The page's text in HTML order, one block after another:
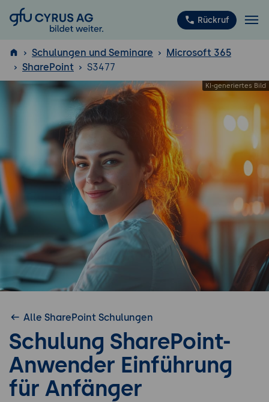
GFU Cyrus AG Rückruf
ISTQB ®
Schulungen und Seminare
Microsoft 365
SharePoint
S3477
Alle SharePoint Schulungen
Schulung SharePoint-
Anwender Einführung
für Anfänger